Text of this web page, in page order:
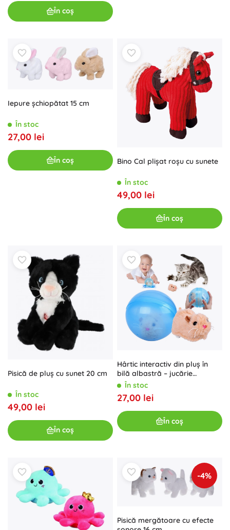
În coș
Iepure șchiopătat 15 cm
În stoc
27,00 lei
În coș Bino Cal plișat roșu cu sunete
În stoc
49,00 lei
În coș
Pisică de pluș cu sunet 20 cm
În stoc
49,00 lei
În coș
Hârtic interactiv din pluș în
bilă albastră – jucărie
distractivă pentru copii și
animale de companie
În stoc
27,00 lei
În coș
-4%
Pisică mergătoare cu efecte